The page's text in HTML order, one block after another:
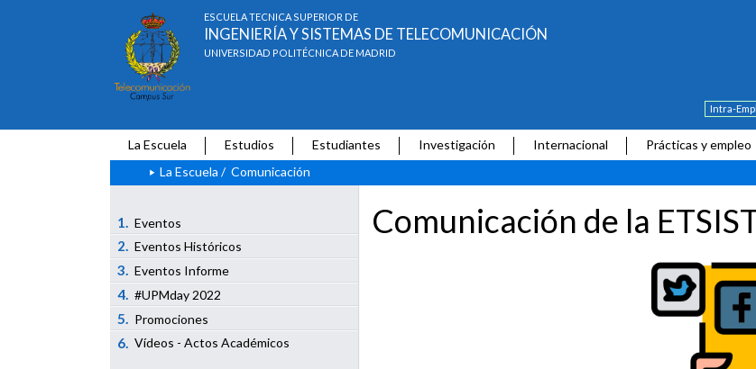
ESCUELA TÉCNICA SUPERIOR DE
INGENIERÍA Y SISTEMAS DE TELECOMUNICACIÓN
UNIVERSIDAD POLITÉCNICA DE MADRID
Intra-
La Escuela Estudios Estudiantes Investigación Internacional
Prácticas y empleo
La Escuela / Comunicación
1. Eventos
2. Eventos Históricos
3. Eventos Informe
4. #UPMday 2022
5. Promociones
6. Vídeos - Actos Académicos
Comunicación de la